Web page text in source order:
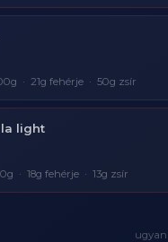
· 21g fehérje · 50g zsír
light
· 18g fehérje · 13g zsír